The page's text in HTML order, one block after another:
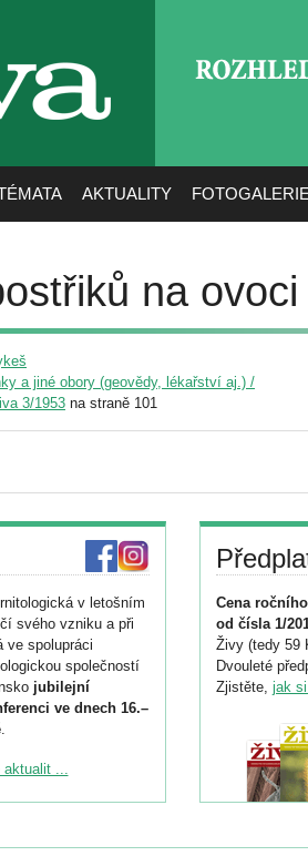
AKTUALITY
na ovoci
a jiné obory (geovědy, lékařství aj.) /
3/1953 na straně 101
v letošním
svého vzniku a při
ve spolupráci
společností
jubilejní
ve dnech 16.–
.
ke konferenci
do 6. září.
...
Cena
od čísla 1/
Živy (tedy 59
Dvouleté
Zjistěte, jak